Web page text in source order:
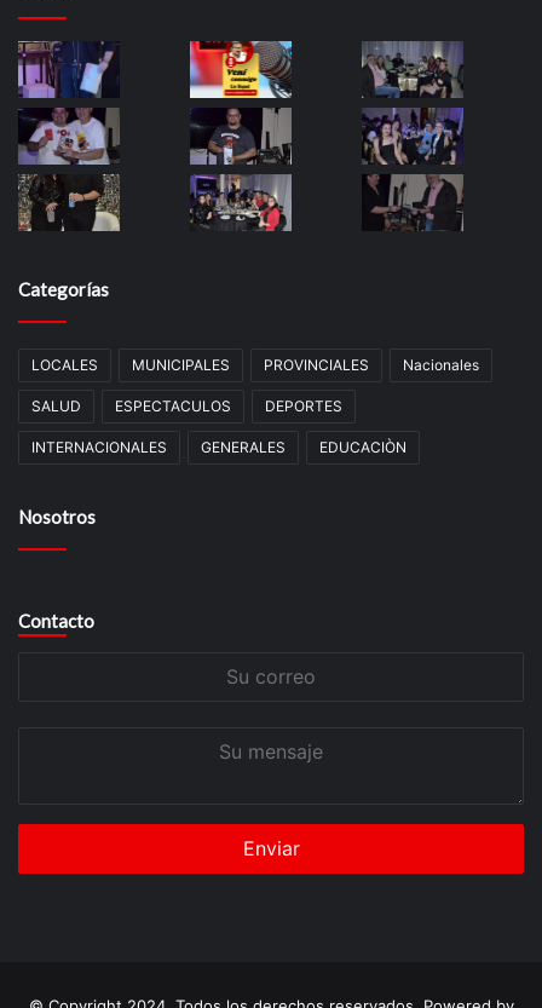
Categorías
LOCALES MUNICIPALES PROVINCIALES Nacionales
SALUD ESPECTACULOS DEPORTES
INTERNACIONALES GENERALES EDUCACIÒN
Nosotros
Contacto